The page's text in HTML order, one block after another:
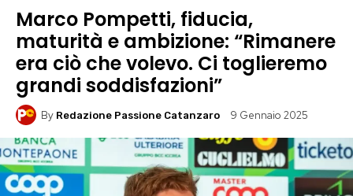
Marco Pompetti, fiducia,
maturità e ambizione: “Rimanere
era ciò che volevo. Ci toglieremo
grandi soddisfazioni”
By Redazione Passione Catanzaro 9 Gennaio 2025